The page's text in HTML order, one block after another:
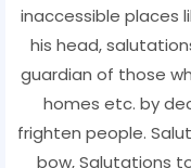
inaccessible places
his head,
guardian of those
homes etc. by
frighten people.
bow, Salutations